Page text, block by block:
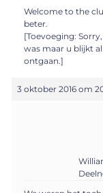
Welcome to the
beter.
[Toevoeging:
was maar u blijkt
ontgaan.]
3 oktober 2016 om